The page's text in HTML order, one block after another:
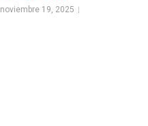
noviembre 19, 2025